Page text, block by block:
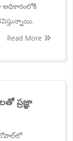
అధికారంలోకి
Read More
ప్రజ్ఞా
భోపాల్‌లో